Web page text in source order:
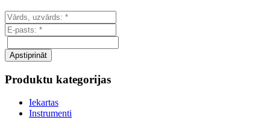
Produktu kategorijas
Iekartas
Instrumenti